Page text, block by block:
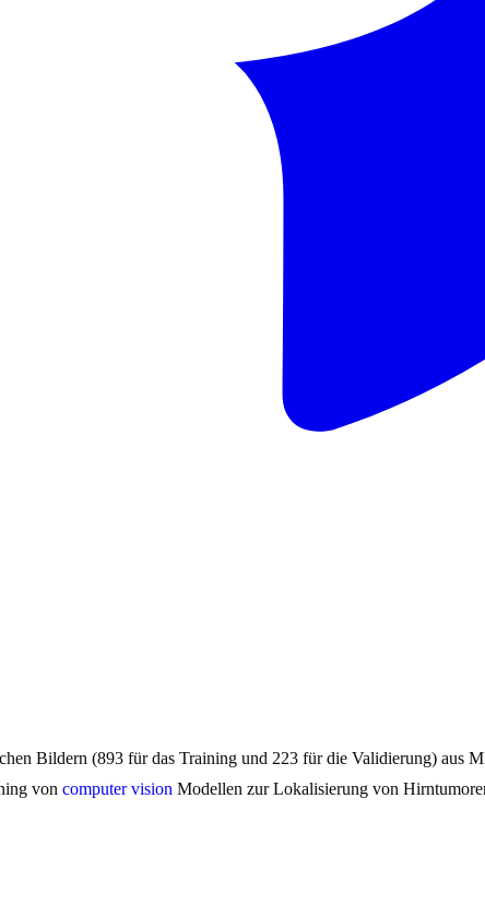
Bildern (893 für das Training und 223 für die Validierung) aus
von computer vision Modellen zur Lokalisierung von